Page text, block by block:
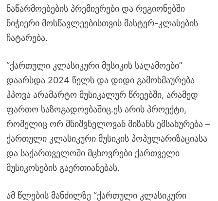
ნაწარმოებების პრემიერები და რეგიონებში
ნიჭიერი მოსწავლეებისთვის მასტერ-კლასების
ჩატარება.
“ქართული კლასიკური მუსიკის საღამოები”
დაარსდა 2024 წელს და დიდი გამოხმაურება
ჰპოვა არამარტო მუსიკალურ წრეებში, არამედ
ფართო საზოგადოებაშიც.ეს არის პროექტი,
რომელიც ორ მნიშვნელოვან მიზანს ემსახურება –
ქართული კლასიკური მუსიკის პოპულარიზაციასა
და საქართველოში მცხოვრები ქართველი
მუსიკოსების გაერთიანებას.
ამ წლების მანძილზე “ქართული კლასიკური